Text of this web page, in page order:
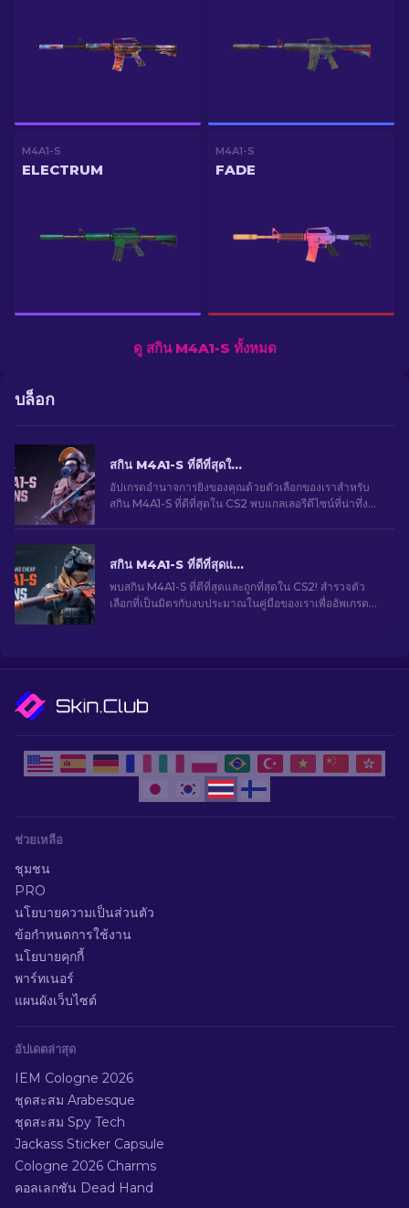
M4A1-S
ELECTRUM
M4A1-S
FADE
ดู สกิน M4A1-S ทั้งหมด
บล็อก
สกิน M4A1-S ที่ดีที่สุดใน CS2 [2026]
อัปเกรดอำนาจการยิงของคุณด้วยตัวเลือกของเราสำหรับ
สกิน M4A1-S ที่ดีที่สุดใน CS2 พบแกลเลอรีดีไซน์ที่น่าทึ่ง
สกิน M4A1-S ที่ดีที่สุดและราคาถูกใน CS2 [2026]
พบสกิน M4A1-S ที่ดีที่สุดและถูกที่สุดใน CS2! สํารวจตัว
เลือกที่เป็นมิตรกับงบประมาณในคู่มือของเราเพื่ออัพเกรด
ช่วยเหลือ
ชุมชน
PRO
นโยบายความเป็นส่วนตัว
ข้อกำหนดการใช้งาน
นโยบายคุกกี้
พาร์ทเนอร์
แผนผังเว็บไซต์
อัปเดตล่าสุด
IEM Cologne 2026
ชุดสะสม Arabesque
ชุดสะสม Spy Tech
Jackass Sticker Capsule
Cologne 2026 Charms
คอลเลกชัน Dead Hand